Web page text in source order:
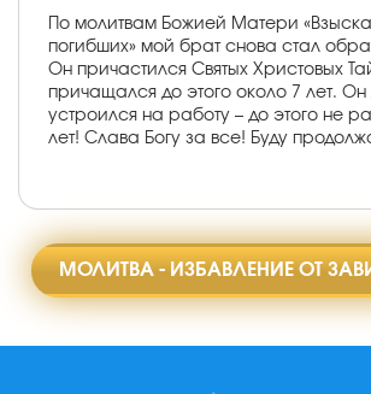
По молитвам Божией Матери
погибших» мой брат снова стал
Он причастился Святых Христовых
причащался до этого около 7 лет.
устроился на работу – до этого не
лет! Слава Богу за все! Буду
МОЛИТВА - ИЗБАВЛЕНИЕ ОТ